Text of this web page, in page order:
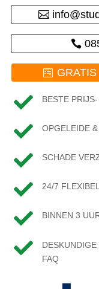
 BESTE
 OPGELEIDE
 SCHADE
 24/7
 BINNEN 3

FAQ